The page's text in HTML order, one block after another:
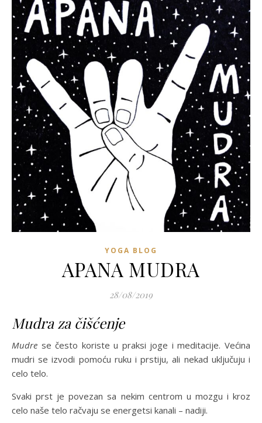
YOGA BLOG
APANA MUDRA
28/08/2019
Mudra za čišćenje
Mudre se često koriste u praksi joge i meditacije. Većina
mudri se izvodi pomoću ruku i prstiju, ali nekad uključuju i
celo telo.
Svaki prst je povezan sa nekim centrom u mozgu i kroz
celo naše telo račvaju se energetsi kanali – nadiji.